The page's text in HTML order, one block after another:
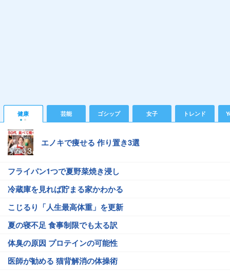
健康 芸能 ゴシップ 女子 トレンド
エノキで痩せる 作り置き3選
フライパン1つで夏野菜焼き浸し
冷蔵庫を見れば貯まる家かわかる
こじるり「人生最高体重」を更新
夏の寝不足 食事制限でも太る訳
体臭の原因 プロテインの可能性
医師が勧める 猫背解消の体操術